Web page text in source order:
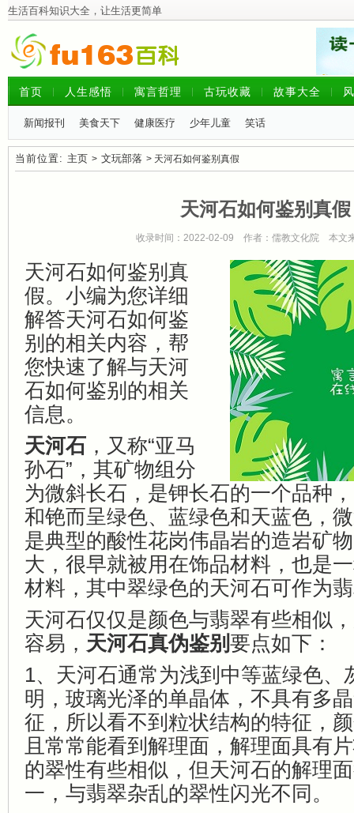
生活百科知识大全，让生活更简单
首页 人生感悟 寓言哲理 古玩收藏 故事大全
新闻报刊 美食天下 健康医疗 少年儿童 笑话
当前位置: 主页 > 文玩部落 > 天河石如何鉴别真假
天河石如何鉴别真假
收录时间：2022-02-09 作者：儒教文化院 本文
天河石如何鉴别真
假。小编为您详细
解答天河石如何鉴
别的相关内容，帮
您快速了解与天河
石如何鉴别的相关
信息。
天河石 ，又称“亚马
孙石”，其矿物组分
为微斜长石，是钾长石的一个品种
和铯而呈绿色、蓝绿色和天蓝色，
是典型的酸性花岗伟晶岩的造岩矿
大，很早就被用在饰品材料，也是
材料，其中翠绿色的天河石可作为
天河石仅仅是颜色与翡翠有些相似
容易， 天河石真伪鉴别要点如下：
1、天河石通常为浅到中等蓝绿色、
明，玻璃光泽的单晶体，不具有多
征，所以看不到粒状结构的特征，
且常常能看到解理面，解理面具有
的翠性有些相似，但天河石的解理
一，与翡翠杂乱的翠性闪光不同。